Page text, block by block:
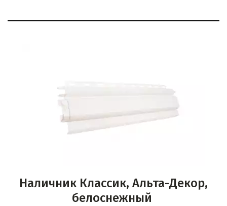
Наличник Классик, Альта-Декор,
белоснежный